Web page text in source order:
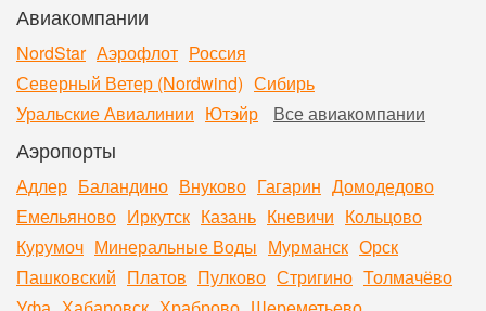
Авиакомпании
NordStar Аэрофлот Россия
Северный Ветер (Nordwind) Сибирь
Уральские Авиалинии Ютэйр Все авиакомпании
Аэропорты
Адлер Баландино Внуково Гагарин Домодедово
Емельяново Иркутск Казань Кневичи Кольцово
Курумоч Минеральные Воды Мурманск Орск
Пашковский Платов Пулково Стригино Толмачёво